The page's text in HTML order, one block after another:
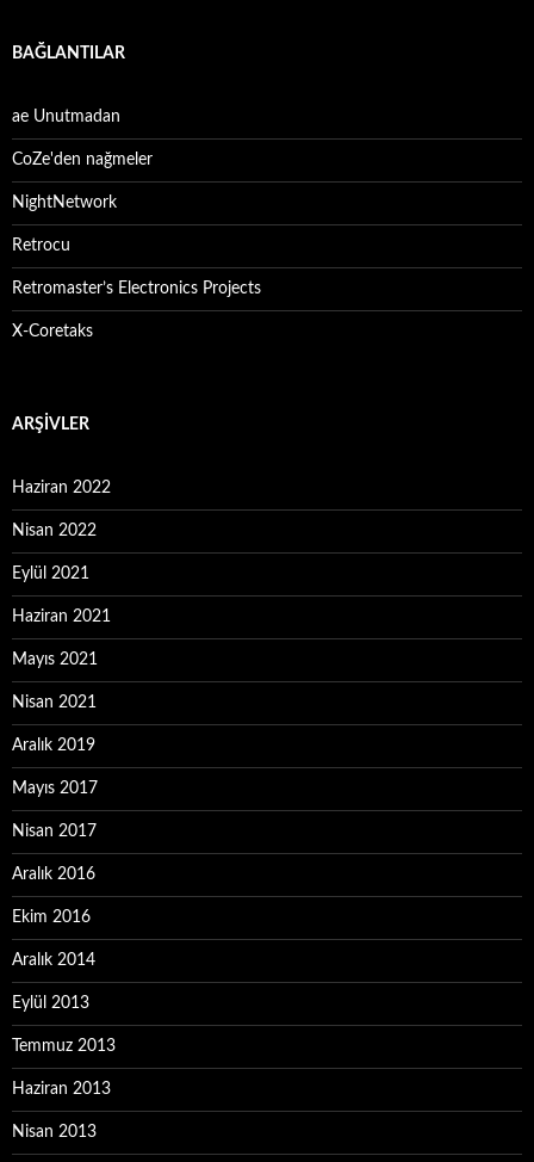
BAĞLANTILAR
ae Unutmadan
CoZe'den nağmeler
NightNetwork
Retrocu
Retromaster’s Electronics Projects
X-Coretaks
ARŞIVLER
Haziran 2022
Nisan 2022
Eylül 2021
Haziran 2021
Mayıs 2021
Nisan 2021
Aralık 2019
Mayıs 2017
Nisan 2017
Aralık 2016
Ekim 2016
Aralık 2014
Eylül 2013
Temmuz 2013
Haziran 2013
Nisan 2013